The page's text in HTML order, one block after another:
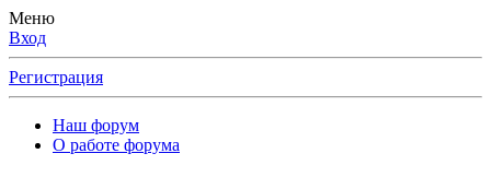
Меню
Вход
Регистрация
Наш форум
О работе форума